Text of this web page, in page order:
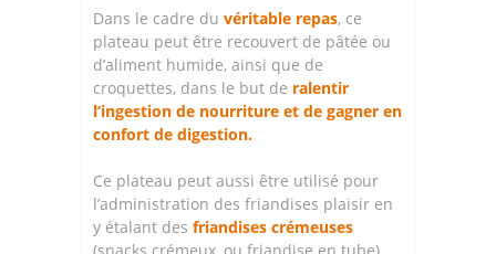
Dans le cadre du véritable repas, ce
plateau peut être recouvert de pâtée ou
d’aliment humide, ainsi que de
croquettes, dans le but de ralentir
l’ingestion de nourriture et de gagner en
confort de digestion.
Ce plateau peut aussi être utilisé pour
l’administration des friandises plaisir en
y étalant des friandises crémeuses